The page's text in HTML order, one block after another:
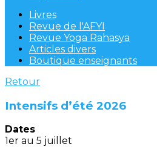
Livres
Revue de l'AFYI
Revue Yoga Rahasya
Articles divers
Boutique enseignants
Retour
Intensifs d’été 2026
Dates
1er au 5 juillet